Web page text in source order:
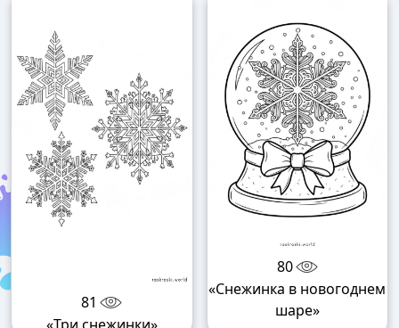
81
80
«Снежинка в новогоднем
шаре»